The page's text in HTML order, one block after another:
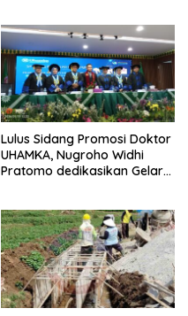
Lulus Sidang Promosi Doktor
UHAMKA, Nugroho Widhi
Pratomo dedikasikan Gelar